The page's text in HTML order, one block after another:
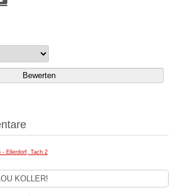
- Ellerdorf, Tach 2
KOLLER!